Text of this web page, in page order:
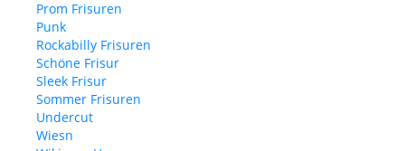
Prom Frisuren
Punk
Rockabilly Frisuren
Schöne Frisur
Sleek Frisur
Sommer Frisuren
Undercut
Wiesn